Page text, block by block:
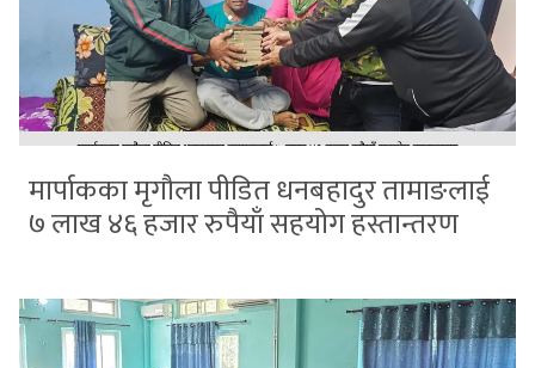
मार्पाकका मृगौला पीडित धनबहादुर तामाङलाई
७ लाख ४६ हजार रुपैयाँ सहयोग हस्तान्तरण